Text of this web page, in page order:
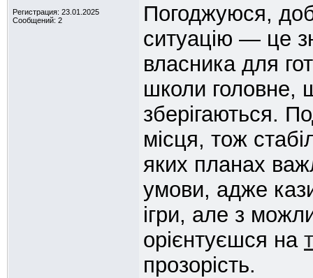
Регистрация: 23.01.2025
Сообщений: 2
Погоджуюся,
ситуацію — це
власника для
школи головне,
зберігаються.
місця, тож
яких планах
умови, адже
ігри, але з
орієнтуєшся на
прозорість.